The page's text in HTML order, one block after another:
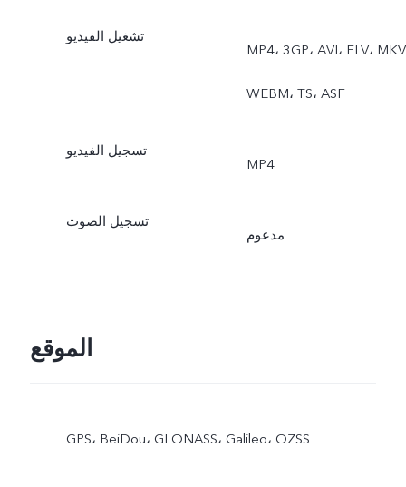
تشغيل الفيديو
MP4، ‏3GP، ‏AVI، ‏FLV، ‏MKV،
‏WEBM، ‏TS، ‏ASF
تسجيل الفيديو
MP4
تسجيل الصوت
مدعوم
الموقع
GPS،‏ BeiDou،‏ GLONASS،‏ Galileo،‏ QZSS